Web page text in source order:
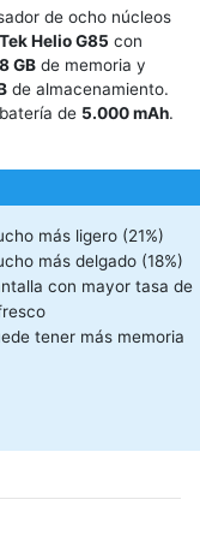
de ocho núcleos
Helio G85 con
8 GB de memoria y
de almacenamiento.
de 5.000 mAh.
más ligero (21%)
más delgado (18%)
con mayor tasa de
tener más memoria